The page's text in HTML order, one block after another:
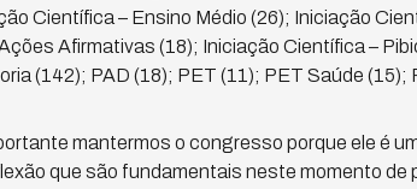
Científica – Ensino Médio (26); Iniciação
Afirmativas (18); Iniciação Científica –
(142); PAD (18); PET (11); PET Saúde
mantermos o congresso porque ele é
que são fundamentais neste momento